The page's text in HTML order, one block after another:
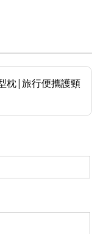
枕|旅行便攜護頸